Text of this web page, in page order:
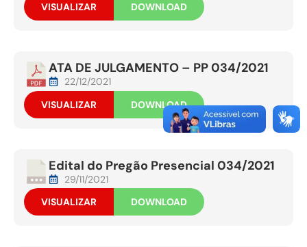
VISUALIZAR
DOWNLOAD
ATA DE JULGAMENTO – PP 034/2021
22/12/2021
VISUALIZAR
DOWNLOAD
Edital do Pregão Presencial 034/2021
29/11/2021
VISUALIZAR
DOWNLOAD